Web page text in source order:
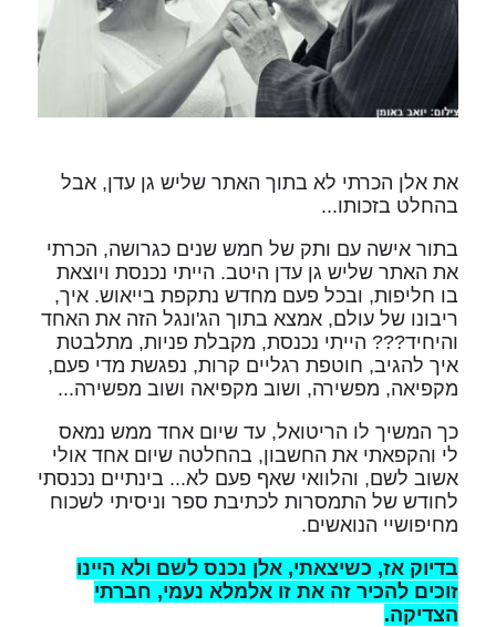
את אלן הכרתי לא בתוך האתר שליש גן עדן, אבל
בהחלט בזכותו...
בתור אישה עם ותק של חמש שנים כגרושה, הכרתי
את האתר שליש גן עדן היטב. הייתי נכנסת ויוצאת
בו חליפות, ובכל פעם מחדש נתקפת בייאוש. איך,
ריבונו של עולם, אמצא בתוך הג'ונגל הזה את האחד
והיחיד??? הייתי נכנסת, מקבלת פניות, מתלבטת
איך להגיב, חוטפת רגליים קרות, נפגשת מדי פעם,
מקפיאה, מפשירה, ושוב מקפיאה ושוב מפשירה...
כך המשיך לו הריטואל, עד שיום אחד ממש נמאס
לי והקפאתי את החשבון, בהחלטה שיום אחד אולי
אשוב לשם, והלוואי שאף פעם לא... בינתיים נכנסתי
לחודש של התמסרות לכתיבת ספר וניסיתי לשכוח
מחיפושיי הנואשים.
בדיוק אז, כשיצאתי, אלן נכנס לשם ולא היינו
זוכים להכיר זה את זו אלמלא נעמי, חברתי
הצדיקה.